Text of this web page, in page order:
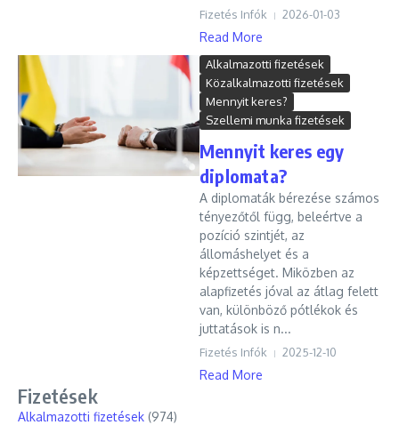
Fizetés Infók 2026-01-03
Read More
Alkalmazotti fizetések
Közalkalmazotti fizetések
Mennyit keres?
Szellemi munka fizetések
Mennyit keres egy
diplomata?
A diplomaták bérezése számos
tényezőtől függ, beleértve a
pozíció szintjét, az
állomáshelyet és a
képzettséget. Miközben az
alapfizetés jóval az átlag felett
van, különböző pótlékok és
juttatások is n...
Fizetés Infók 2025-12-10
Read More
Fizetések
Alkalmazotti fizetések (974)